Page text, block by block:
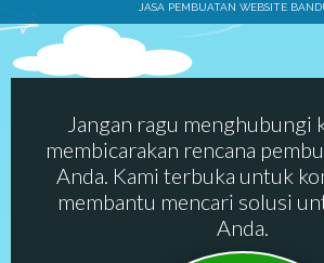
JASA PEMBUATAN WEBSITE
Jangan ragu menghubungi
membicarakan rencana
Anda. Kami terbuka untuk
membantu mencari solusi
Anda.